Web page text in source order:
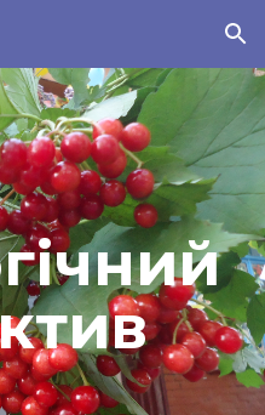
Skip to navigation